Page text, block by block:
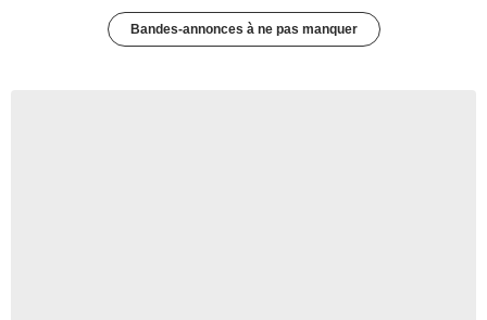
Bandes-annonces à ne pas manquer